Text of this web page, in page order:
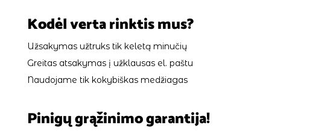
Kodėl verta rinktis mus?
Užsakymas užtruks tik keletą minučių
Greitas atsakymas į užklausas el. paštu
Naudojame tik kokybiškas medžiagas
Pinigų grąžinimo garantija!